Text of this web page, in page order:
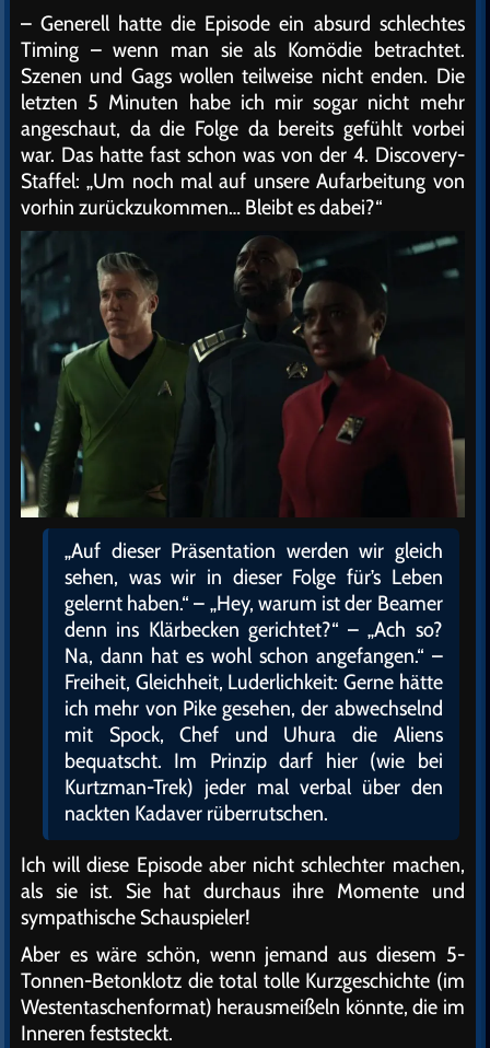
– Generell hatte die Episode ein absurd schlechtes
Timing – wenn man sie als Komödie betrachtet.
Szenen und Gags wollen teilweise nicht enden. Die
letzten 5 Minuten habe ich mir sogar nicht mehr
angeschaut, da die Folge da bereits gefühlt vorbei
war. Das hatte fast schon was von der 4. Discovery-
Staffel: „Um noch mal auf unsere Aufarbeitung von
vorhin zurückzukommen… Bleibt es dabei?“
„Auf dieser Präsentation werden wir gleich
sehen, was wir in dieser Folge für’s Leben
gelernt haben.“ – „Hey, warum ist der Beamer
denn ins Klärbecken gerichtet?“ – „Ach so?
Na, dann hat es wohl schon angefangen.“ –
Freiheit, Gleichheit, Luderlichkeit: Gerne hätte
ich mehr von Pike gesehen, der abwechselnd
mit Spock, Chef und Uhura die Aliens
bequatscht. Im Prinzip darf hier (wie bei
Kurtzman-Trek) jeder mal verbal über den
nackten Kadaver rüberrutschen.
Ich will diese Episode aber nicht schlechter machen,
als sie ist. Sie hat durchaus ihre Momente und
sympathische Schauspieler!
Aber es wäre schön, wenn jemand aus diesem 5-
Tonnen-Betonklotz die total tolle Kurzgeschichte (im
Westentaschenformat) herausmeißeln könnte, die im
Inneren feststeckt.